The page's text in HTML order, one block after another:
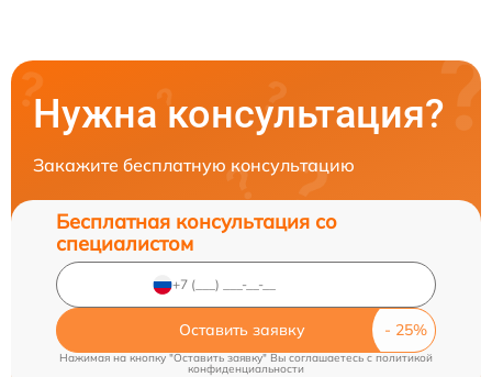
Нужна консультация?
Закажите бесплатную консультацию
Бесплатная консультация со
специалистом
Оставить заявку
Нажимая на кнопку "Оставить заявку" Вы соглашаетесь cполитикой
конфиденциальности